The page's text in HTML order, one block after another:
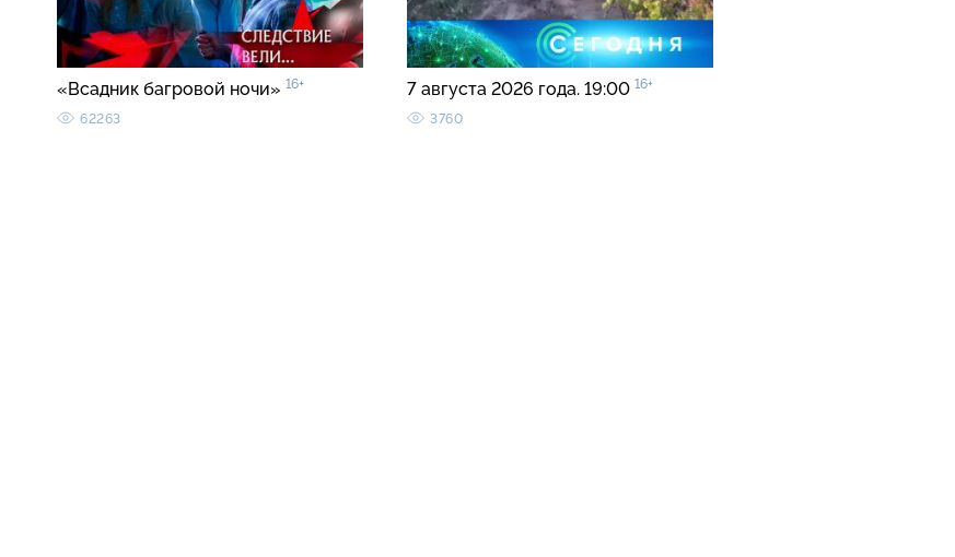
«Всадник багровой ночи» 16+
62263
7 августа 2026 года. 19:00 16+
3760